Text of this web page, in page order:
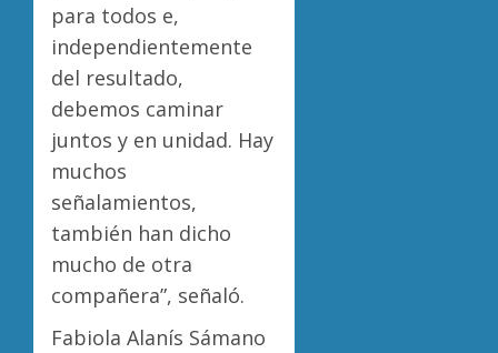
para todos e,
independientemente
del resultado,
debemos caminar
juntos y en unidad. Hay
muchos
señalamientos,
también han dicho
mucho de otra
compañera”, señaló.
Fabiola Alanís Sámano